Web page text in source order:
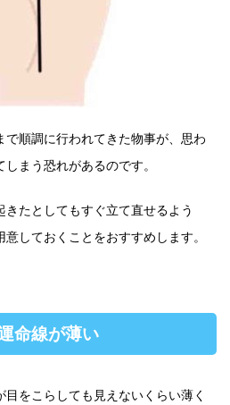
で順調に行われてきた物事が、思わ
まう恐れがあるのです。
たとしてもすぐ立て直せるよう
しておくことをおすすめします。
命線が薄い
をこらしても見えないくらい薄く